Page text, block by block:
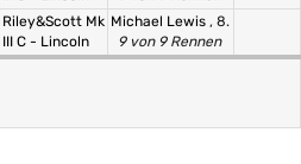
Riley&Scott Mk
III C - Lincoln
Michael Lewis , 8.
9 von 9 Rennen